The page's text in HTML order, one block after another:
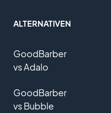
ALTERNATIVEN
GoodBarber
vs Adalo
GoodBarber
vs Bubble